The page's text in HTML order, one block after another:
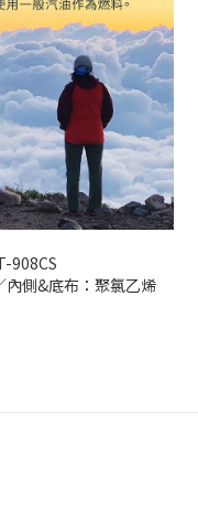
908CS
內側&底布：聚氯乙烯